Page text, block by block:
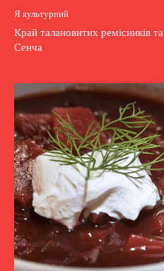
Я культурний
Край талановитих ремісників
Сенча